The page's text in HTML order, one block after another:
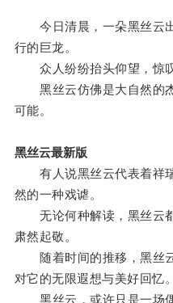
今日清晨，一朵黑丝云
行的巨龙。
众人纷纷抬头仰望，惊叹
黑丝云仿佛是大自然的杰
可能。
黑丝云最新版
有人说黑丝云代表着祥瑞
然的一种戏谑。
无论何种解读，黑丝云都
肃然起敬。
随着时间的推移，黑丝云
对它的无限遐想与美好回忆。
黑丝云，或许只是一场